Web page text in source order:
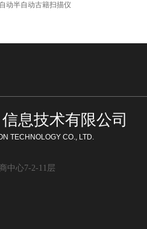
动半自动古籍扫描仪
息技术有限公司
TECHNOLOGY CO., LTD.
中心7-2-11层